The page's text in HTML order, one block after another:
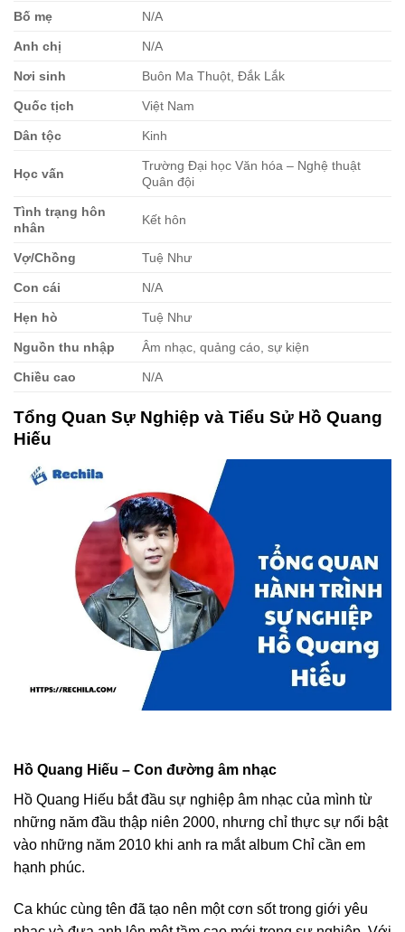
Bố mẹ N/A
Anh chị N/A
Nơi sinh Buôn Ma Thuột, Đắk Lắk
Quốc tịch Việt Nam
Dân tộc Kinh
Học vấn
Trường Đại học Văn hóa – Nghệ thuật
Quân đội
Tình trạng hôn
nhân
Kết hôn
Vợ/Chồng Tuệ Như
Con cái N/A
Hẹn hò Tuệ Như
Nguồn thu nhập Âm nhạc, quảng cáo, sự kiện
Chiều cao N/A
Tổng Quan Sự Nghiệp và Tiểu Sử Hồ Quang
Hiếu
Hồ Quang Hiếu – Con đường âm nhạc
Hồ Quang Hiếu bắt đầu sự nghiệp âm nhạc của mình từ
những năm đầu thập niên 2000, nhưng chỉ thực sự nổi bật
vào những năm 2010 khi anh ra mắt album Chỉ cần em
hạnh phúc.
Ca khúc cùng tên đã tạo nên một cơn sốt trong giới yêu